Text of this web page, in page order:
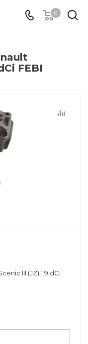
0
FEBI
III (JZ) 1.9 dCi